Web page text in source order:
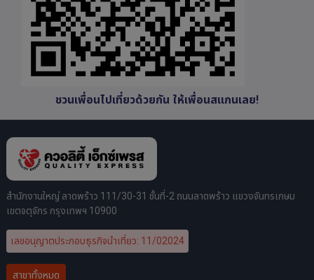
ชวนเพื่อนไปเที่ยวด้วยกัน ให้เพื่อนสแกนเลย!
สำนักงานใหญ่ ลาดพร้าว 111/30-31 ชั้นที่-2 ถนนลาดพร้าว แขวงจันทรเกษม
เขตจตุจักร กรุงเทพฯ 10900
เลขอนุญาตประกอบธุรกิจนำเที่ยว: 11/02024
สาขาทั้งหมด